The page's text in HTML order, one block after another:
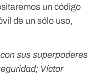
un código
de un sólo uso,
sus superpoderes
Víctor